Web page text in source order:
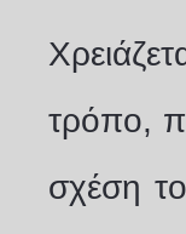
τρόπο,
σχέση